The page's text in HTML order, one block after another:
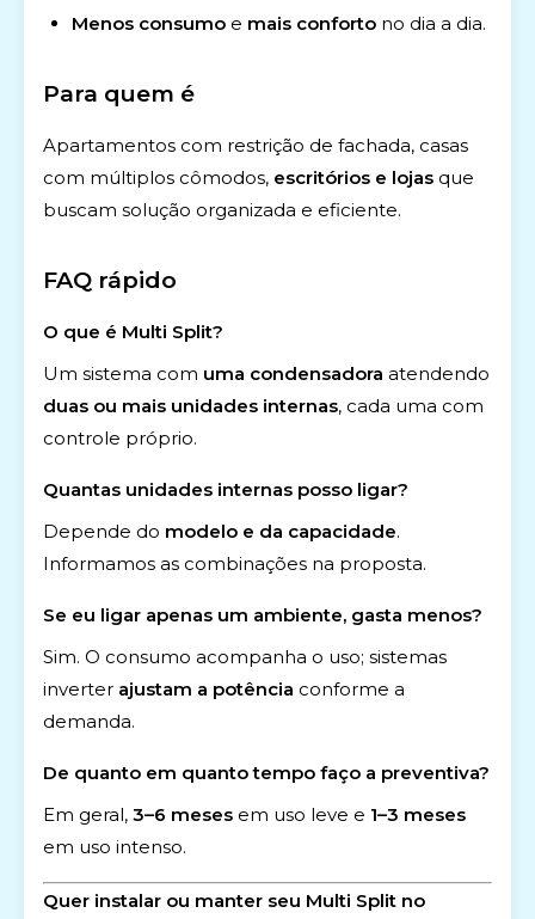
Menos consumo e mais conforto no dia a dia.
Para quem é
Apartamentos com restrição de fachada, casas
com múltiplos cômodos, escritórios e lojas que
buscam solução organizada e eficiente.
FAQ rápido
O que é Multi Split?
Um sistema com uma condensadora atendendo
duas ou mais unidades internas, cada uma com
controle próprio.
Quantas unidades internas posso ligar?
Depende do modelo e da capacidade.
Informamos as combinações na proposta.
Se eu ligar apenas um ambiente, gasta menos?
Sim. O consumo acompanha o uso; sistemas
inverter ajustam a potência conforme a
demanda.
De quanto em quanto tempo faço a preventiva?
Em geral, 3–6 meses em uso leve e 1–3 meses
em uso intenso.
Quer instalar ou manter seu Multi Split no